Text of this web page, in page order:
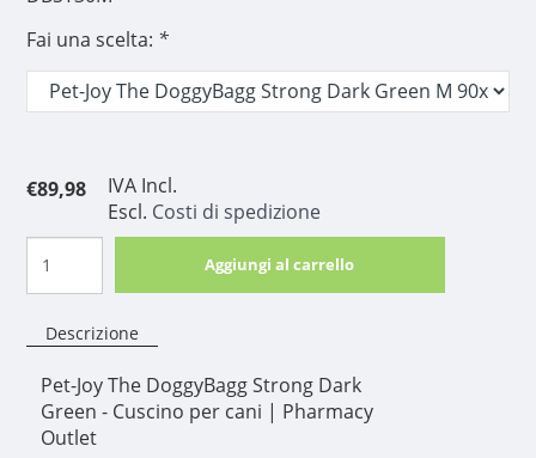
Fai una scelta: *
€89,98
IVA Incl.
Escl. Costi di spedizione
Aggiungi al carrello
Descrizione
Pet-Joy The DoggyBagg Strong Dark
Green - Cuscino per cani | Pharmacy
Outlet